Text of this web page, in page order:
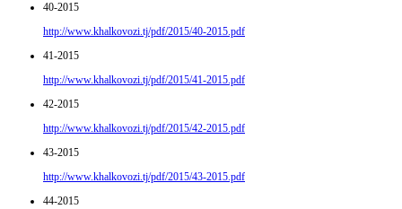
40-2015
http://www.khalkovozi.tj/pdf/2015/40-2015.pdf
41-2015
http://www.khalkovozi.tj/pdf/2015/41-2015.pdf
42-2015
http://www.khalkovozi.tj/pdf/2015/42-2015.pdf
43-2015
http://www.khalkovozi.tj/pdf/2015/43-2015.pdf
44-2015